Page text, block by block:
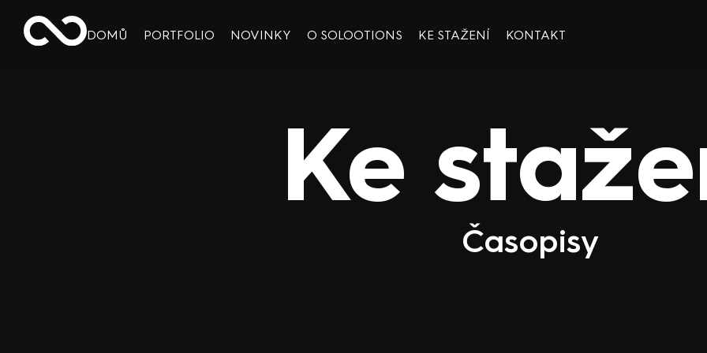
DOMŮ PORTFOLIO NOVINKY O SOLOOTIONS KE STAŽENÍ KONTAKT
Ke
Časopisy